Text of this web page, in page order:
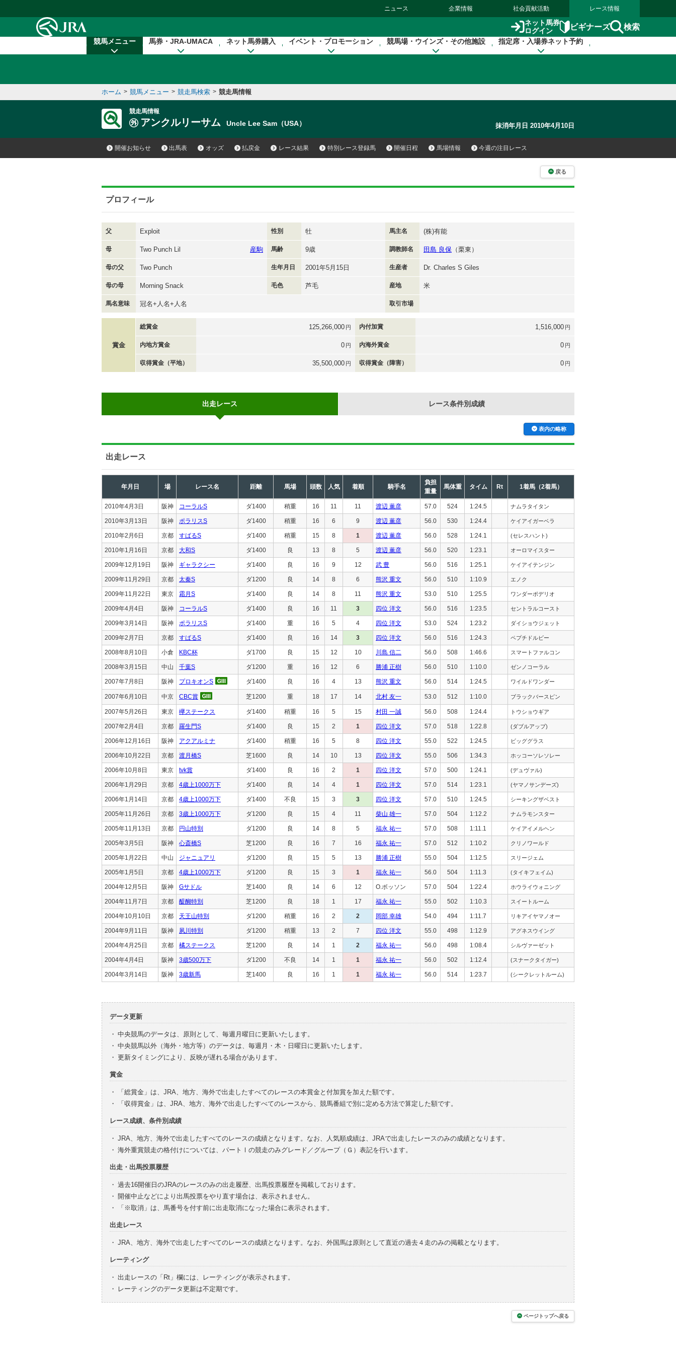
ニュース 企業情報 社会貢献活動 レース情報
ネット馬券
ログイン
ビギナーズ 検索
競馬メニュー 馬券・JRA-UMACA ネット馬券購入 イベント・プロモーション 競馬場・ウインズ・その他施設 指定席・入場券ネット予約
ホーム > 競馬メニュー > 競走馬検索 > 競走馬情報
競走馬情報
アンクルリーサム Uncle Lee Sam（USA） 抹消年月日 2010年4月10日
開催お知らせ 出馬表 オッズ 払戻金 レース結果 特別レース登録馬 開催日程 馬場情報 今週の注目レース
戻る
プロフィール
父 Exploit 性別 牡 馬主名 (株)有能
母 Two Punch Lil 産駒 馬齢 9歳 調教師名 田島 良保 （栗東）
母の父 Two Punch 生年月日 2001年5月15日 生産者 Dr. Charles S Giles
母の母 Morning Snack 毛色 芦毛 産地 米
馬名意味 冠名+人名+人名 取引市場
賞金
総賞金 125,266,000 円 内付加賞 1,516,000 円
内地方賞金 0 円 内海外賞金 0 円
収得賞金（平地） 35,500,000 円 収得賞金（障害） 0 円
出走レース レース条件別成績
表内の略称
出走レース
年月日 場 レース名 距離 馬場 頭数 人気 着順 騎手名
負担
重量
馬体重 タイム Rt 1着馬（2着馬）
2010年4月3日 阪神 コーラルS ダ1400 稍重 16 11 11 渡辺 薫彦 57.0 524 1:24.5 ナムラタイタン
2010年3月13日 阪神 ポラリスS ダ1400 稍重 16 6 9 渡辺 薫彦 56.0 530 1:24.4 ケイアイガーベラ
2010年2月6日 京都 すばるS ダ1400 稍重 15 8 1 渡辺 薫彦 56.0 528 1:24.1 (セレスハント)
2010年1月16日 京都 大和S ダ1400 良 13 8 5 渡辺 薫彦 56.0 520 1:23.1 オーロマイスター
2009年12月19日 阪神 ギャラクシー ダ1400 良 16 9 12 武 豊 56.0 516 1:25.1 ケイアイテンジン
2009年11月29日 京都 太秦S ダ1200 良 14 8 6 熊沢 重文 56.0 510 1:10.9 エノク
2009年11月22日 東京 霜月S ダ1400 良 14 8 11 熊沢 重文 53.0 510 1:25.5 ワンダーポデリオ
2009年4月4日 阪神 コーラルS ダ1400 良 16 11 3 四位 洋文 56.0 516 1:23.5 セントラルコースト
2009年3月14日 阪神 ポラリスS ダ1400 重 16 5 4 四位 洋文 53.0 524 1:23.2 ダイショウジェット
2009年2月7日 京都 すばるS ダ1400 良 16 14 3 四位 洋文 56.0 516 1:24.3 ペプチドルビー
2008年8月10日 小倉 KBC杯 ダ1700 良 15 12 10 川島 信二 56.0 508 1:46.6 スマートファルコン
2008年3月15日 中山 千葉S ダ1200 重 16 12 6 勝浦 正樹 56.0 510 1:10.0 ゼンノコーラル
2007年7月8日 阪神 プロキオンS ダ1400 良 16 4 13 熊沢 重文 56.0 514 1:24.5 ワイルドワンダー
2007年6月10日 中京 CBC賞 芝1200 重 18 17 14 北村 友一 53.0 512 1:10.0 ブラックバースピン
2007年5月26日 東京 欅ステークス ダ1400 稍重 16 5 15 村田 一誠 56.0 508 1:24.4 トウショウギア
2007年2月4日 京都 羅生門S ダ1400 良 15 2 1 四位 洋文 57.0 518 1:22.8 (ダブルアップ)
2006年12月16日 阪神 アクアルミナ ダ1400 稍重 16 5 8 四位 洋文 55.0 522 1:24.5 ビッググラス
2006年10月22日 京都 渡月橋S 芝1600 良 14 10 13 四位 洋文 55.0 506 1:34.3 ホッコーソレソレー
2006年10月8日 東京 tvk賞 ダ1400 良 16 2 1 四位 洋文 57.0 500 1:24.1 (デュヴァル)
2006年1月29日 京都 4歳上1000万下 ダ1400 良 14 4 1 四位 洋文 57.0 514 1:23.1 (ヤマノサンデーズ)
2006年1月14日 京都 4歳上1000万下 ダ1400 不良 15 3 3 四位 洋文 57.0 510 1:24.5 シーキングザベスト
2005年11月26日 京都 3歳上1000万下 ダ1200 良 15 4 11 柴山 雄一 57.0 504 1:12.2 ナムラモンスター
2005年11月13日 京都 円山特別 ダ1200 良 14 8 5 福永 祐一 57.0 508 1:11.1 ケイアイメルヘン
2005年3月5日 阪神 心斎橋S 芝1200 良 16 7 16 福永 祐一 57.0 512 1:10.2 クリノワールド
2005年1月22日 中山 ジャニュアリ ダ1200 良 15 5 13 勝浦 正樹 55.0 504 1:12.5 スリージェム
2005年1月5日 京都 4歳上1000万下 ダ1200 良 15 3 1 福永 祐一 56.0 504 1:11.3 (タイキフェイム)
2004年12月5日 阪神 Gサドル 芝1400 良 14 6 12 O.ボッソン 57.0 504 1:22.4 ホウライウォニング
2004年11月7日 京都 醍醐特別 芝1200 良 18 1 17 福永 祐一 55.0 502 1:10.3 スイートルーム
2004年10月10日 京都 天王山特別 ダ1200 稍重 16 2 2 岡部 幸雄 54.0 494 1:11.7 リキアイヤマノオー
2004年9月11日 阪神 夙川特別 ダ1200 稍重 13 2 7 四位 洋文 55.0 498 1:12.9 アグネスウイング
2004年4月25日 京都 橘ステークス 芝1200 良 14 1 2 福永 祐一 56.0 498 1:08.4 シルヴァーゼット
2004年4月4日 阪神 3歳500万下 ダ1200 不良 14 1 1 福永 祐一 56.0 502 1:12.4 (スナークタイガー)
2004年3月14日 阪神 3歳新馬 芝1400 良 16 1 1 福永 祐一 56.0 514 1:23.7 (シークレットルーム)
データ更新
・ 中央競馬のデータは、原則として、毎週月曜日に更新いたします。
・ 中央競馬以外（海外・地方等）のデータは、毎週月・木・日曜日に更新いたします。
・ 更新タイミングにより、反映が遅れる場合があります。
賞金
・
「総賞金」は、JRA、地方、海外で出走したすべてのレースの本賞金と付加賞を加えた額です。
・
「収得賞金」は、JRA、地方、海外で出走したすべてのレースから、競馬番組で別に定める方法で算定した額です。
レース成績、条件別成績
・ JRA、地方、海外で出走したすべてのレースの成績となります。なお、人気順成績は、JRAで出走したレースのみの成績となります。
・ 海外重賞競走の格付けについては、パートⅠの競走のみグレード／グループ（Ｇ）表記を行います。
出走・出馬投票履歴
・ 過去16開催日のJRAのレースのみの出走履歴、出馬投票履歴を掲載しております。
・ 開催中止などにより出馬投票をやり直す場合は、表示されません。
・
「※取消」は、馬番号を付す前に出走取消になった場合に表示されます。
出走レース
・ JRA、地方、海外で出走したすべてのレースの成績となります。なお、外国馬は原則として直近の過去４走のみの掲載となります。
レーティング
・ 出走レースの「Rt」欄には、レーティングが表示されます。
・
レーティングのデータ更新は不定期です。
ページトップへ戻る